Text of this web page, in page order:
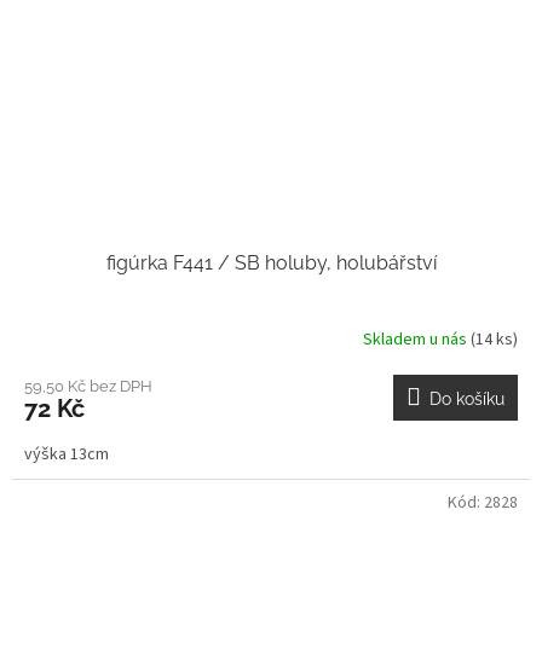
figúrka F441 / SB holuby, holubářství
Skladem u nás (14 ks)
59,50 Kč bez DPH
72 Kč Do košíku
výška 13cm
Kód: 2828